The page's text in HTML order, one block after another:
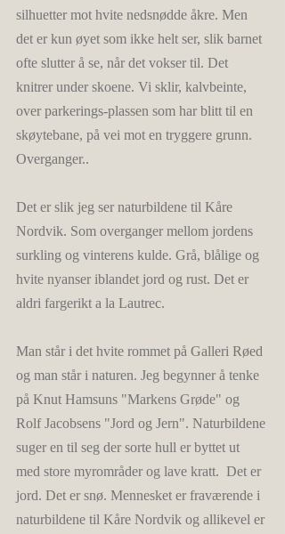
silhuetter mot hvite nedsnødde åkre. Men
det er kun øyet som ikke helt ser, slik barnet
ofte slutter å se, når det vokser til. Det
knitrer under skoene. Vi sklir, kalvbeinte,
over parkerings-plassen som har blitt til en
skøytebane, på vei mot en tryggere grunn.
Overganger..
Det er slik jeg ser naturbildene til Kåre
Nordvik. Som overganger mellom jordens
surkling og vinterens kulde. Grå, blålige og
hvite nyanser iblandet jord og rust. Det er
aldri fargerikt a la Lautrec.
Man står i det hvite rommet på Galleri Røed
og man står i naturen. Jeg begynner å tenke
på Knut Hamsuns "Markens Grøde" og
Rolf Jacobsens "Jord og Jern". Naturbildene
suger en til seg der sorte hull er byttet ut
med store myrområder og lave kratt.  Det er
jord. Det er snø. Mennesket er fraværende i
naturbildene til Kåre Nordvik og allikevel er